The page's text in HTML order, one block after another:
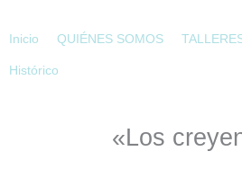
Inicio QUIÉNES SOMOS
Histórico
«Los